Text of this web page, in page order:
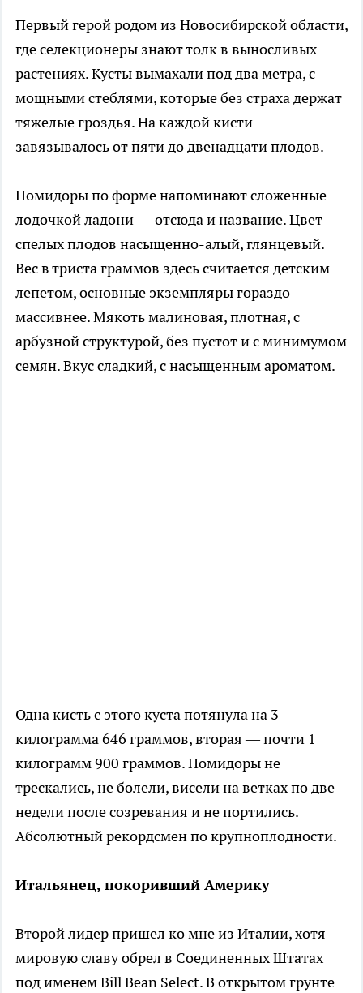
Первый герой родом из Новосибирской области,
где селекционеры знают толк в выносливых
растениях. Кусты вымахали под два метра, с
мощными стеблями, которые без страха держат
тяжелые гроздья. На каждой кисти
завязывалось от пяти до двенадцати плодов.
Помидоры по форме напоминают сложенные
лодочкой ладони — отсюда и название. Цвет
спелых плодов насыщенно-алый, глянцевый.
Вес в триста граммов здесь считается детским
лепетом, основные экземпляры гораздо
массивнее. Мякоть малиновая, плотная, с
арбузной структурой, без пустот и с минимумом
семян. Вкус сладкий, с насыщенным ароматом.
Одна кисть с этого куста потянула на 3
килограмма 646 граммов, вторая — почти 1
килограмм 900 граммов. Помидоры не
трескались, не болели, висели на ветках по две
недели после созревания и не портились.
Абсолютный рекордсмен по крупноплодности.
Итальянец, покоривший Америку
Второй лидер пришел ко мне из Италии, хотя
мировую славу обрел в Соединенных Штатах
под именем Bill Bean Select. В открытом грунте